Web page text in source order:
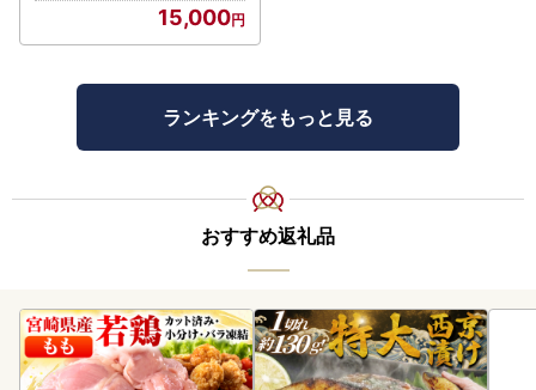
15,000
ランキングをもっと見る
おすすめ返礼品